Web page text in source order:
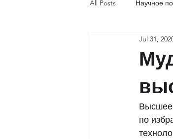
All Posts Научное
СоциальнаяJul 31,
Высшее
по